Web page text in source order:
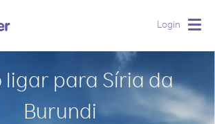
Login
ligar para Síria da
Burundi